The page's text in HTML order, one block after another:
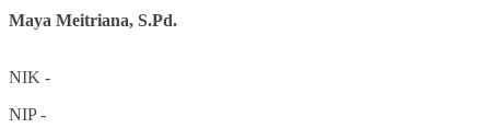
Maya Meitriana, S.Pd.
NIK -
NIP-